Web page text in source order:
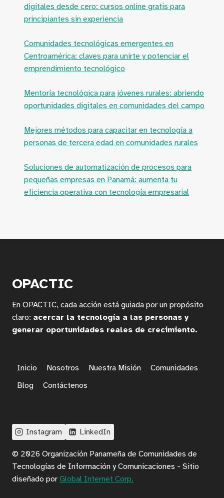
digitales desde cero: cursos online gratis para
principiantes sin experiencia
Comunidades tecnológicas emergentes en
Centroamérica: claves para unirte y potenciar el
emprendimiento tecnológico
Mentoría tecnológica para jóvenes rurales: abriendo
oportunidades digitales en comunidades del campo
Mejores métodos para capacitar en tecnología a
personas de tercera edad en comunidades rurales
Soluciones de automatización de procesos para
pequeñas empresas en Panamá: aumenta tu
eficiencia operativa con tecnología empresarial
OPACTIC
En OPACTIC, cada acción está guiada por un propósito
claro: acercar la tecnología a las personas y
generar oportunidades reales de crecimiento.
Inicio Nosotros Nuestra Misión
Comunidades
Blog
Contáctenos
Instagram LinkedIn
© 2026 Organización Panameña de Comunidades de
Tecnologías de Información y Comunicaciones - Sitio
diseñado por Global Internet Corp.